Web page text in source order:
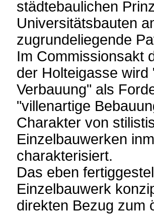
städtebaulichen
Universitätsbauten
zugrundeliegende
Im Commissionsakt
der Holteigasse
Verbauung" als
"villenartige
Charakter von
Einzelbauwerken
charakterisiert.
Das eben
Einzelbauwerk
direkten Bezug zum